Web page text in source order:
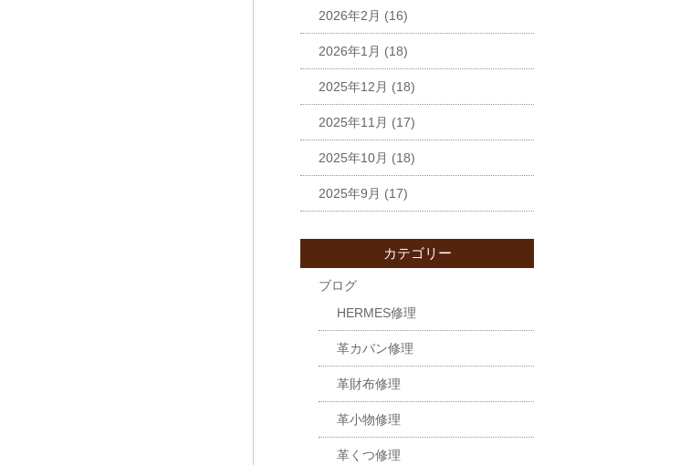
2026年2月 (16)
2026年1月 (18)
2025年12月 (18)
2025年11月 (17)
2025年10月 (18)
2025年9月 (17)
カテゴリー
ブログ
HERMES修理
革カバン修理
革財布修理
革小物修理
革くつ修理